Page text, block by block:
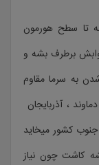
تا سطح هورمون
خوابش برطرف بشه و
شدن به سرما مقاوم
، آذربایجان
کشور میخاید
کاشت چون نیاز